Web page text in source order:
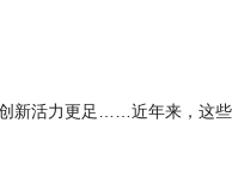
创新活力更足……近年来，这